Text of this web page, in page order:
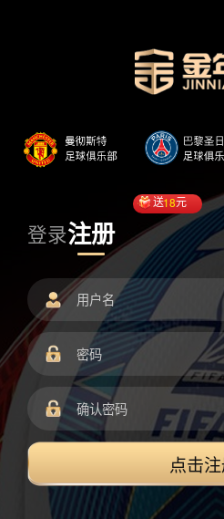
登录注册
送18元
点击